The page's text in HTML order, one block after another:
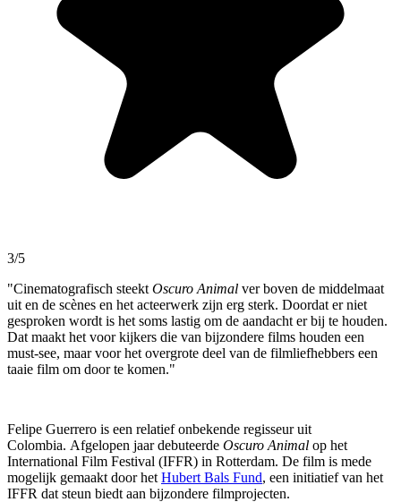
3/5
"Cinematografisch steekt Oscuro Animal ver boven de middelmaat
uit en de scènes en het acteerwerk zijn erg sterk. Doordat er niet
gesproken wordt is het soms lastig om de aandacht er bij te houden.
Dat maakt het voor kijkers die van bijzondere films houden een
must-see, maar voor het overgrote deel van de filmliefhebbers een
taaie film om door te komen."
Felipe Guerrero is een relatief onbekende regisseur uit
Colombia. Afgelopen jaar debuteerde Oscuro Animal op het
International Film Festival (IFFR) in Rotterdam. De film is mede
mogelijk gemaakt door het Hubert Bals Fund, een initiatief van het
IFFR dat steun biedt aan bijzondere filmprojecten.